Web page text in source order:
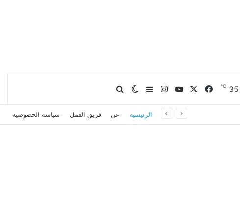
35
℃ فيسبوك يوتيوبانستقرامإضافة عمود جانبي
الوضع المظلم
بحث عن
الرئيسية عن فريق العمل سياسة الخصوصية